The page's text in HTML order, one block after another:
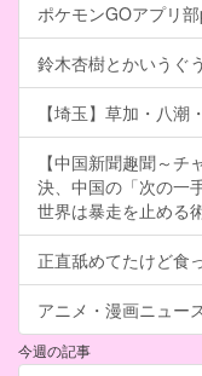
ポケモンGOアプリ
鈴木杏樹とかいうぐ
【埼玉】草加・八潮
【中国新聞趣聞～
決、中国の「次の一
世界は暴走を止める
正直舐めてたけど食
アニメ・漫画ニュー
今週の記事